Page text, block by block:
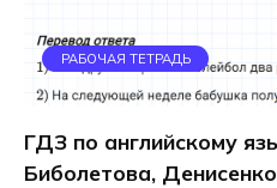
РАБОЧАЯ ТЕТРАДЬ
ГДЗ по английскому
Биболетова,